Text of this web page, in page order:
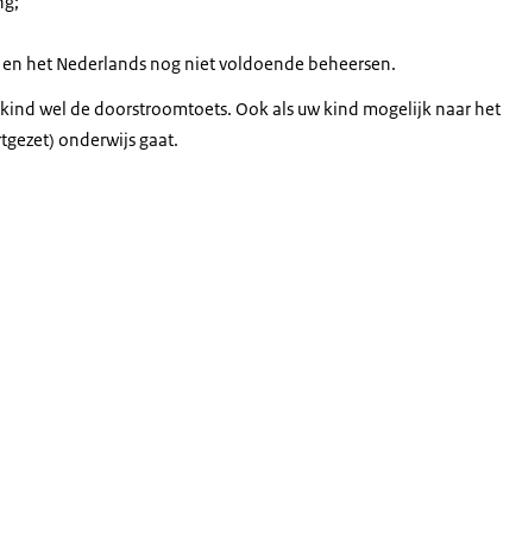
het Nederlands nog niet voldoende beheersen.
wel de doorstroomtoets. Ook als uw kind mogelijk naar het
onderwijs gaat.